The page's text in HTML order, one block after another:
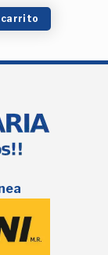
carrito